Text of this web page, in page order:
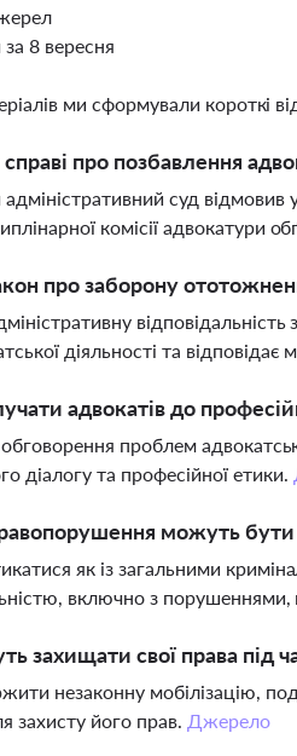
за 8 вересня
ми сформували короткі
про позбавлення
суд
комісії адвокатури
про заборону
діяльності та
адвокатів до
обговорення проблем
діалогу та професійної етики.
можуть
як із загальними
включно з порушеннями,
захищати свої права під
незаконну мобілізацію,
захисту його прав. Джерело